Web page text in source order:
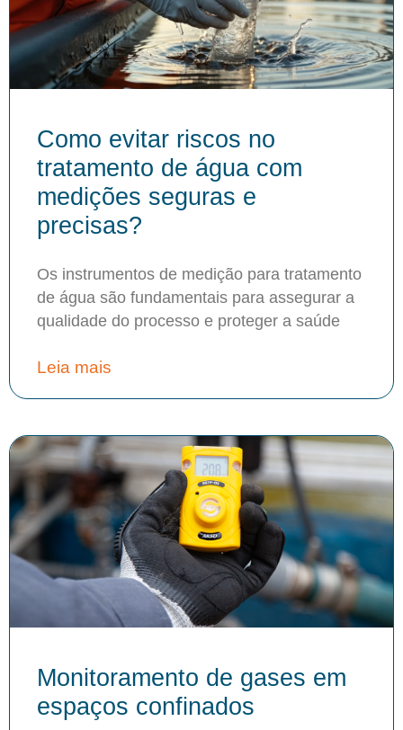
Como evitar riscos no
tratamento de água com
medições seguras e
precisas?
Os instrumentos de medição para tratamento
de água são fundamentais para assegurar a
qualidade do processo e proteger a saúde
Leia mais
Monitoramento de gases em
espaços confinados